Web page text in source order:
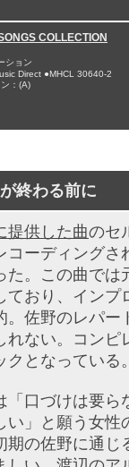
COLLECTION
ション
Direct ●MHCL 30640-2
：(A)
終わる前に
提供した曲のセ
コーディング
た。この曲で
ており、イン
。佐野のレパー
れない。コン
クとなっている
「口づけは要
い」と願う女
期の佐野に通